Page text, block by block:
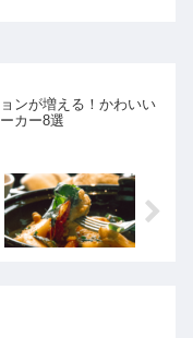
ンが増える！かわいい
カー8選